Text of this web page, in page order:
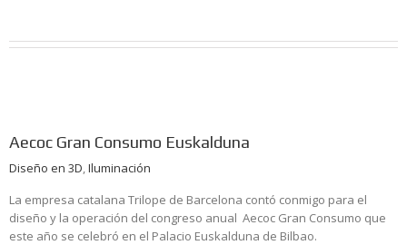
Aecoc Gran Consumo Euskalduna
Diseño en 3D,Iluminación
La empresa catalana Trilope de Barcelona contó conmigo para el
diseño y la operación del congreso anual Aecoc Gran Consumo que
este año se celebró en el Palacio Euskalduna de Bilbao.